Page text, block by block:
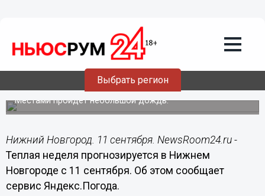
Выбрать регион
11.09.201712:25
«Бабье лето» все-таки наступит в
Нижнем Новгороде
Местами пройдет небольшой дождь.
Нижний Новгород. 11 сентября. NewsRoom24.ru -
Теплая неделя прогнозируется в Нижнем
Новгороде с 11 сентября. Об этом сообщает
сервис Яндекс.Погода.